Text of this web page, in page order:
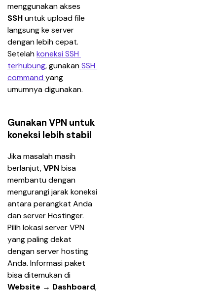
menggunakan akses
SSH untuk upload file
langsung ke server
dengan lebih cepat.
Setelah koneksi SSH
terhubung, gunakan SSH
command yang
umumnya digunakan.
Gunakan VPN untuk
koneksi lebih stabil
Jika masalah masih
berlanjut, VPN bisa
membantu dengan
mengurangi jarak koneksi
antara perangkat Anda
dan server Hostinger.
Pilih lokasi server VPN
yang paling dekat
dengan server hosting
Anda. Informasi paket
bisa ditemukan di
Website → Dashboard,